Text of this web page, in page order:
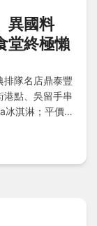
異國料
堂終極懶
排隊名店鼎泰豐
港點、吳留手串
冰淇淋；平價
，滿足各種味